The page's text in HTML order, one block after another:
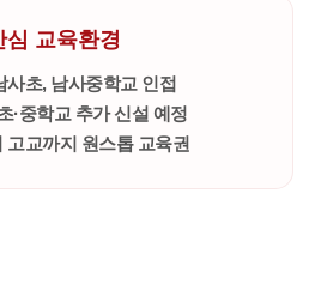
심 교육환경
사초, 남사중학교 인접
·중학교 추가 신설 예정
고교까지 원스톱 교육권